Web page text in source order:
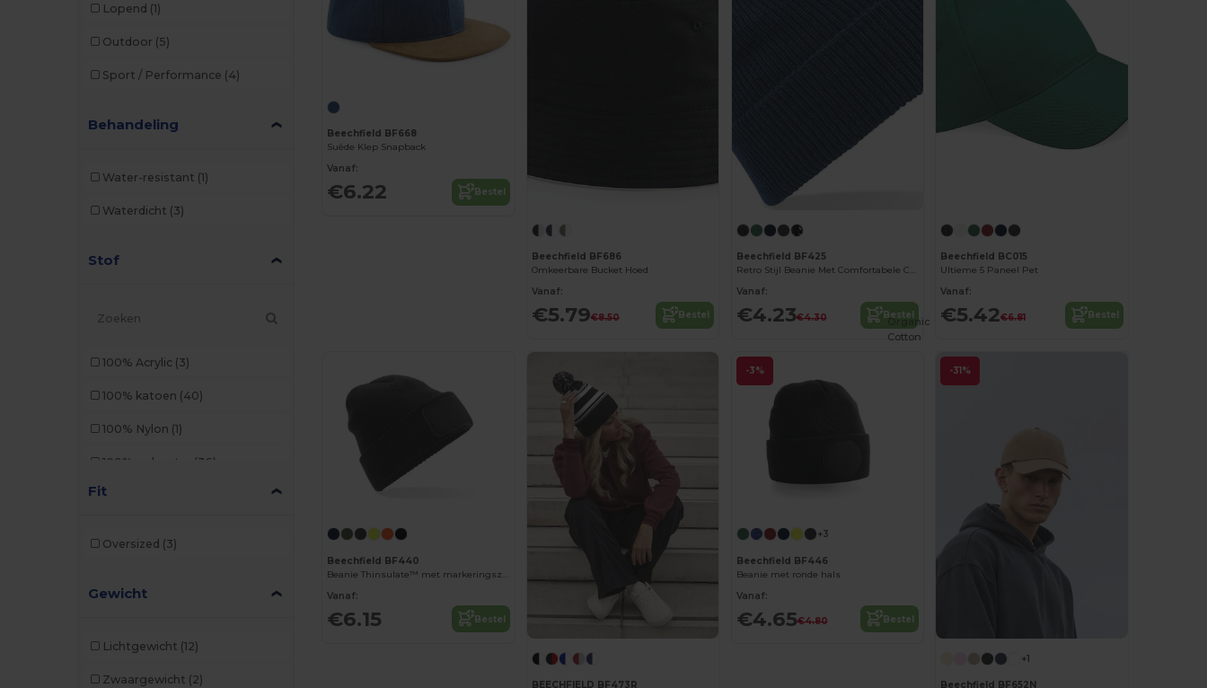
Lopend (1)
Outdoor (5)
Sport / Performance (4)
Behandeling
Water-resistant (1)
Waterdicht (3)
Stof
100% Acrylic (3)
100% katoen (40)
100% Nylon (1)
100% polyester (36)
50% gerecycled materiaal
Biologisch katoen
Fit
Oversized (3)
Gewicht
Lichtgewicht (12)
Zwaargewicht (2)
Beechfield BF668
Suède Klep Snapback
Vanaf:
€6.22 Bestel
Beechfield BF686
Omkeerbare Bucket Hoed
Vanaf:
€5.79€8.50 Bestel
Beechfield BF425
Retro Stijl Beanie Met Comfortabele Cuff
Vanaf:
€4.23€4.30 Bestel
Beechfield BC015
Ultieme 5 Paneel Pet
Vanaf:
€5.42€6.81 Bestel
Beechfield BF440
Beanie Thinsulate™ met markeringszone
Vanaf:
€6.15 Bestel
BEECHFIELD BF473R
-3%
+3
Beechfield BF446
Beanie met ronde hals
Vanaf:
€4.65€4.80 Bestel
-31%
Organic
Cotton
+1
Beechfield BF652N